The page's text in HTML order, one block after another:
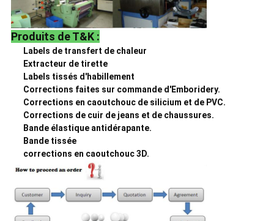
Produits de T&K :
Labels de transfert de chaleur
Extracteur de tirette
Labels tissés d'habillement
Corrections faites sur commande d'Emboridery.
Corrections en caoutchouc de silicium et de PVC.
Corrections de cuir de jeans et de chaussures.
Bande élastique antidérapante.
Bande tissée
corrections en caoutchouc 3D.